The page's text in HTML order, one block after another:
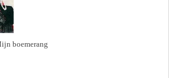
boemerang